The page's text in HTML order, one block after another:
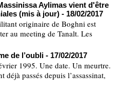
Aylimas vient d'être
(mis à jour) - 18/02/2017
originaire de Boghni est
au meeting de Tanalt. Les
de l’oubli - 17/02/2017
1995. Une date. Un meurtre.
passés depuis l’assassinat,